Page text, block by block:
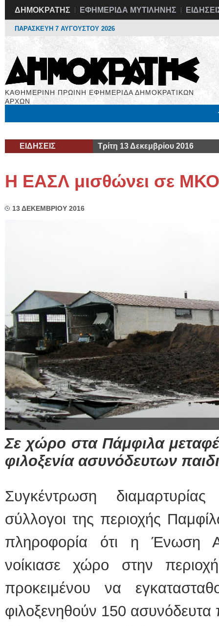
ΔΗΜΟΚΡΑΤΗΣ ΕΦΗΜΕΡΙΔΑ ΜΥΤΙΛΗΝΗΣ
ΠΑΡΑΣΚΕΥΗ 7 ΑΥΓΟΥΣΤΟΥ 2026
ΚΑΘΗΜΕΡΙΝΗ ΠΡΩΙΝΗ ΕΦΗΜΕΡΙΔΑ ΔΗΜΟΚΡΑΤΙΚΩΝ
ΑΡΧΩΝ
ΕΙΔΗΣΕΙΣ Τρίτη 13 Δεκεμβρίου 2016
Η ΕΑΣΛ μισθώνει σε
13 ΔΕΚΕΜΒΡΙΟΥ 2016
Σε χώρο στα Πάμφιλα
φιλοξενία ασυνόδευτων
Συγκέντρωση
σύλλογοι της περιοχής
πληροφορία ότι η Ένωση
νοίκιασε χώρο στην
προκειμένου να
φιλοξενηθούν 150 ασυνόδευτα